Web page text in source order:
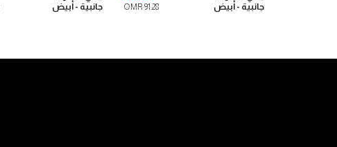
جانبية - أبيض
OMR 91.28
جانبية - أبيض